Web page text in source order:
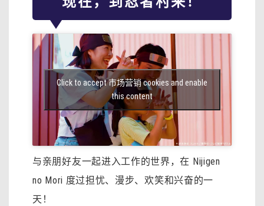
Click to accept 市场营销 cookies and enable
this content
与亲朋好友一起进入工作的世界，在 Nijigen
no Mori 度过担忧、漫步、欢笑和兴奋的一
天！